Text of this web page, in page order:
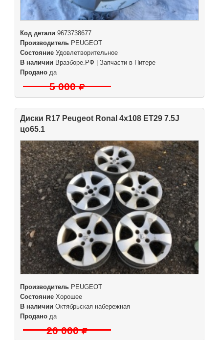
Код детали 9673738677
Производитель PEUGEOT
Состояние Удовлетворительное
В наличии Вразборе.РФ | Запчасти в Питере
Продано да
5 000
Диски R17 Peugeot Ronal 4x108 ET29 7.5J
цо65.1
Производитель PEUGEOT
Состояние Хорошее
В наличии Октябрьская набережная
Продано да
20 000